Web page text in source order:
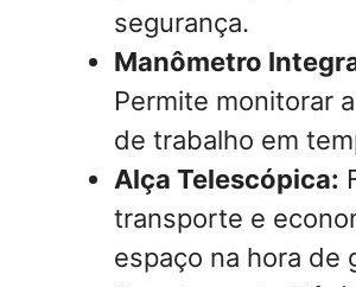
segurança.
Manômetro
Permite monitorar
de trabalho em
Alça Telescópica:
transporte e
espaço na hora de